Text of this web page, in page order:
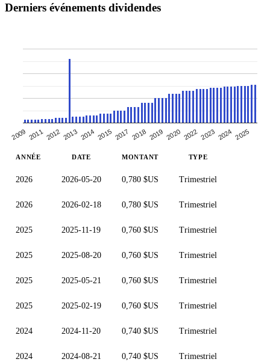
Derniers événements dividendes
2009 2011 2012 2013 2014 2015 2017 2018 2019 2020 2022 2023 2024 2025
ANNÉE DATE MONTANT TYPE
2026 2026-05-20 0,780 $US Trimestriel
2026 2026-02-18 0,780 $US Trimestriel
2025 2025-11-19 0,760 $US Trimestriel
2025 2025-08-20 0,760 $US Trimestriel
2025 2025-05-21 0,760 $US Trimestriel
2025 2025-02-19 0,760 $US Trimestriel
2024 2024-11-20 0,740 $US Trimestriel
2024 2024-08-21 0,740 $US Trimestriel